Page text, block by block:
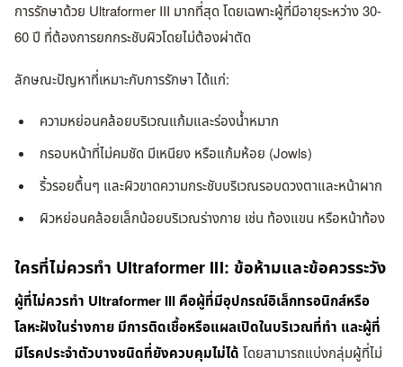
การรักษาด้วย Ultraformer III มากที่สุด โดยเฉพาะผู้ที่มีอายุระหว่าง 30-
60 ปี ที่ต้องการยกกระชับผิวโดยไม่ต้องผ่าตัด
ลักษณะปัญหาที่เหมาะกับการรักษา ได้แก่:
ความหย่อนคล้อยบริเวณแก้มและร่องน้ำหมาก
กรอบหน้าที่ไม่คมชัด มีเหนียง หรือแก้มห้อย (Jowls)
ริ้วรอยตื้นๆ และผิวขาดความกระชับบริเวณรอบดวงตาและหน้าผาก
ผิวหย่อนคล้อยเล็กน้อยบริเวณร่างกาย เช่น ท้องแขน หรือหน้าท้อง
ใครที่ไม่ควรทำ Ultraformer III: ข้อห้ามและข้อควรระวัง
ผู้ที่ไม่ควรทำ Ultraformer III คือผู้ที่มีอุปกรณ์อิเล็กทรอนิกส์หรือ
โลหะฝังในร่างกาย มีการติดเชื้อหรือแผลเปิดในบริเวณที่ทำ และผู้ที่
มีโรคประจำตัวบางชนิดที่ยังควบคุมไม่ได้ โดยสามารถแบ่งกลุ่มผู้ที่ไม่